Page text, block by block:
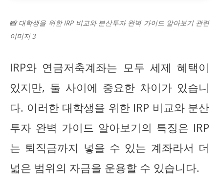
📸 대학생을 위한 IRP 비교와 분산투자 완벽 가이드 알아보기 관련
이미지 3
IRP와 연금저축계좌는 모두 세제 혜택이
있지만, 둘 사이에 중요한 차이가 있습니
다. 이러한 대학생을 위한 IRP 비교와 분산
투자 완벽 가이드 알아보기의 특징은 IRP
는 퇴직금까지 넣을 수 있는 계좌라서 더
넓은 범위의 자금을 운용할 수 있습니다.